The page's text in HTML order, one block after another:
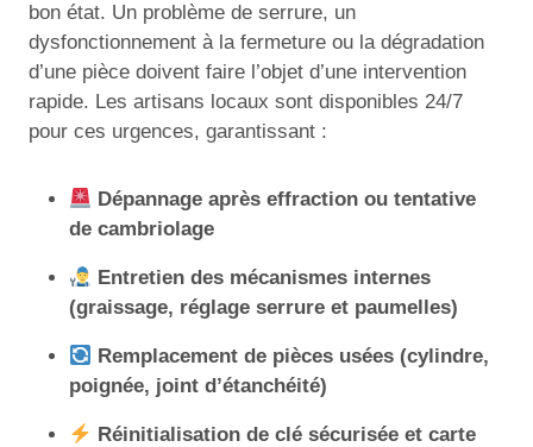
bon état. Un problème de serrure, un
dysfonctionnement à la fermeture ou la dégradation
d’une pièce doivent faire l’objet d’une intervention
rapide. Les artisans locaux sont disponibles 24/7
pour ces urgences, garantissant :
Dépannage après effraction ou tentative
de cambriolage
Entretien des mécanismes internes
(graissage, réglage serrure et paumelles)
Remplacement de pièces usées (cylindre,
poignée, joint d’étanchéité)
Réinitialisation de clé sécurisée et carte